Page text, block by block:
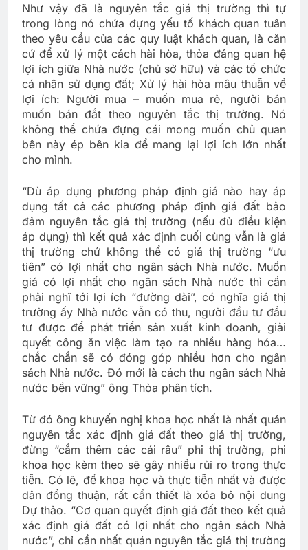
Như vậy đã là nguyên tắc giá thị trường thì tự
trong lòng nó chứa đựng yếu tố khách quan tuân
theo yêu cầu của các quy luật khách quan, là căn
cứ để xử lý một cách hài hòa, thỏa đáng quan hệ
lợi ích giữa Nhà nước (chủ sở hữu) và các tổ chức
cá nhân sử dụng đất; Xử lý hài hòa mâu thuẫn về
lợi ích: Người mua – muốn mua rẻ, người bán
muốn bán đắt theo nguyên tắc thị trường. Nó
không thể chứa đựng cái mong muốn chủ quan
bên này ép bên kia để mang lại lợi ích lớn nhất
cho mình.
“Dù áp dụng phương pháp định giá nào hay áp
dụng tất cả các phương pháp định giá đất bảo
đảm nguyên tắc giá thị trường (nếu đủ điều kiện
áp dụng) thì kết quả xác định cuối cùng vẫn là giá
thị trường chứ không thể có giá thị trường “ưu
tiên” có lợi nhất cho ngân sách Nhà nước. Muốn
giá có lợi nhất cho ngân sách Nhà nước thì cần
phải nghĩ tới lợi ích “đường dài”, có nghĩa giá thị
trường ấy Nhà nước vẫn có thu, người đầu tư đầu
tư được để phát triển sản xuất kinh doanh, giải
quyết công ăn việc làm tạo ra nhiều hàng hóa…
chắc chắn sẽ có đóng góp nhiều hơn cho ngân
sách Nhà nước. Đó mới là cách thu ngân sách Nhà
nước bền vững” ông Thỏa phân tích.
Từ đó ông khuyến nghị khoa học nhất là nhất quán
nguyên tắc xác định giá đất theo giá thị trường,
đừng “cắm thêm các cái râu” phi thị trường, phi
khoa học kèm theo sẽ gây nhiều rủi ro trong thực
tiễn. Có lẽ, để khoa học và thực tiễn nhất và được
dân đồng thuận, rất cần thiết là xóa bỏ nội dung
Dự thảo. “Cơ quan quyết định giá đất theo kết quả
xác định giá đất có lợi nhất cho ngân sách Nhà
nước”, chỉ cần nhất quán nguyên tắc giá thị trường